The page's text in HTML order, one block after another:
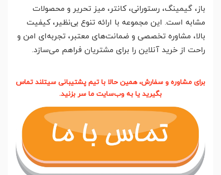
باز، گیمینگ، رستورانی، کانتر، میز تحریر و محصولات
مشابه است. این مجموعه با ارائه تنوع بی‌نظیر، کیفیت
بالا، مشاوره تخصصی و ضمانت‌های معتبر، تجربه‌ای امن و
راحت از خرید آنلاین را برای مشتریان فراهم می‌سازد.
برای مشاوره و سفارش، همین حالا با تیم پشتیبانی سیتلند تماس
بگیرید یا به وب‌سایت ما سر بزنید.